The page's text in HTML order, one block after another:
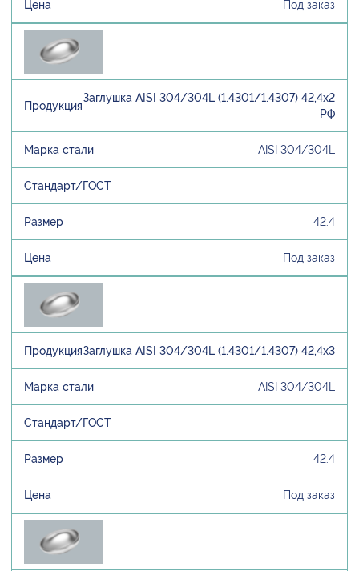
Под заказ
Заглушка AISI 304/304L (1.4301/1.4307) 42,4х2
РФ
AISI 304/304L
42.4
Под заказ
Заглушка AISI 304/304L (1.4301/1.4307) 42,4х3
AISI 304/304L
42.4
Под заказ